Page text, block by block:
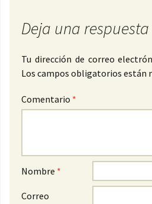
Deja una respuesta
Tu dirección de correo
Los campos obligatorios están
Comentario *
Nombre *
Correo